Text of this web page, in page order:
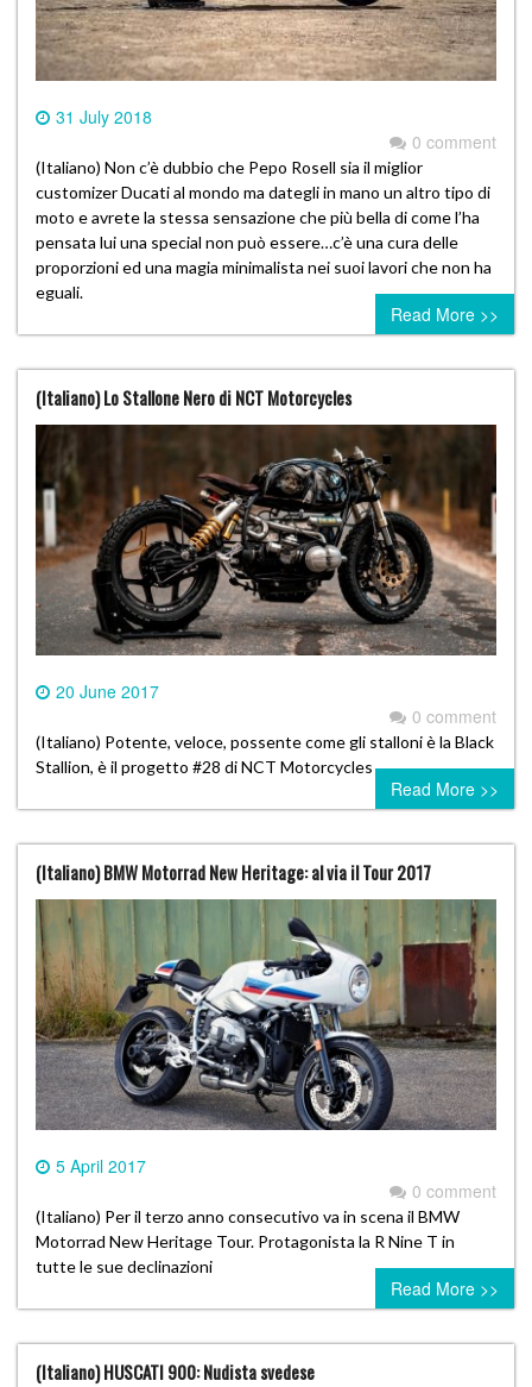
31 July 2018
0 comment
(Italiano) Non c’è dubbio che Pepo Rosell sia il miglior
customizer Ducati al mondo ma dategli in mano un altro tipo di
moto e avrete la stessa sensazione che più bella di come l’ha
pensata lui una special non può essere…c’è una cura delle
proporzioni ed una magia minimalista nei suoi lavori che non ha
eguali.
Read More >>
(Italiano) Lo Stallone Nero di NCT Motorcycles
20 June 2017
0 comment
(Italiano) Potente, veloce, possente come gli stalloni è la Black
Stallion, è il progetto #28 di NCT Motorcycles
Read More >>
(Italiano) BMW Motorrad New Heritage: al via il Tour 2017
5 April 2017
0 comment
(Italiano) Per il terzo anno consecutivo va in scena il BMW
Motorrad New Heritage Tour. Protagonista la R Nine T in
tutte le sue declinazioni
Read More >>
(Italiano) HUSCATI 900: Nudista svedese